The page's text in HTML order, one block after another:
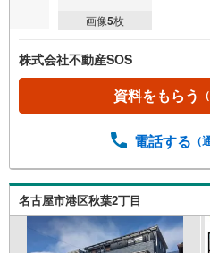
画像5枚
株式会社不動産SOS
資料をもらう
電話する （
名古屋市港区秋葉2丁目